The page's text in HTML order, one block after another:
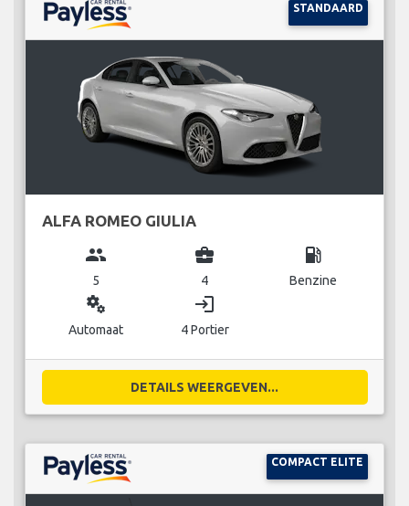
STANDAARD
ALFA ROMEO GIULIA
group
5
business_center
4
local_gas_station
Benzine
miscellaneous_services
Automaat
login
4 Portier
DETAILS WEERGEVEN...
COMPACT ELITE